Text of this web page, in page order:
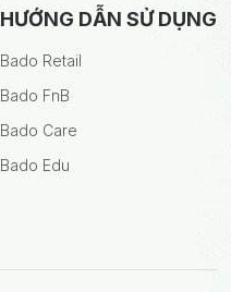
HƯỚNG DẪN SỬ DỤNG
Bado Retail
Bado FnB
Bado Care
Bado Edu